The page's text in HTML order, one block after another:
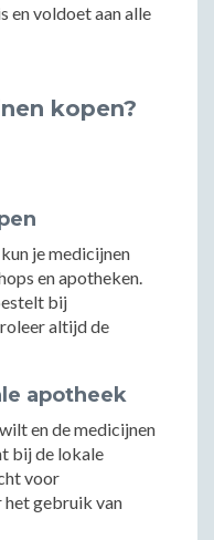
en voldoet aan alle
kopen?
je medicijnen
en apotheken.
bij
altijd de
apotheek
en de medicijnen
bij de lokale
voor
het gebruik van